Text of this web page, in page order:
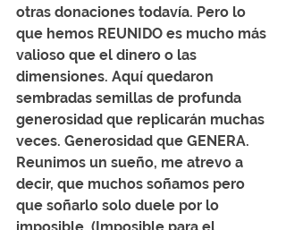
otras donaciones todavía. Pero lo
que hemos REUNIDO es mucho más
valioso que el dinero o las
dimensiones. Aquí quedaron
sembradas semillas de profunda
generosidad que replicarán muchas
veces. Generosidad que GENERA.
Reunimos un sueño, me atrevo a
decir, que muchos soñamos pero
que soñarlo solo duele por lo